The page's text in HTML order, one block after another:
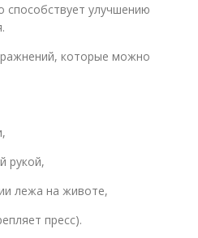
способствует улучшению
которые можно
рукой,
лежа на животе,
пресс).